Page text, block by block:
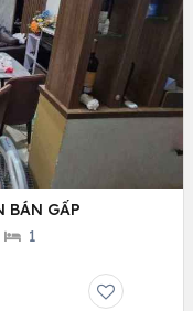
BÁN GẤP
1